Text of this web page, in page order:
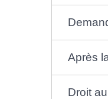
Après
Droit